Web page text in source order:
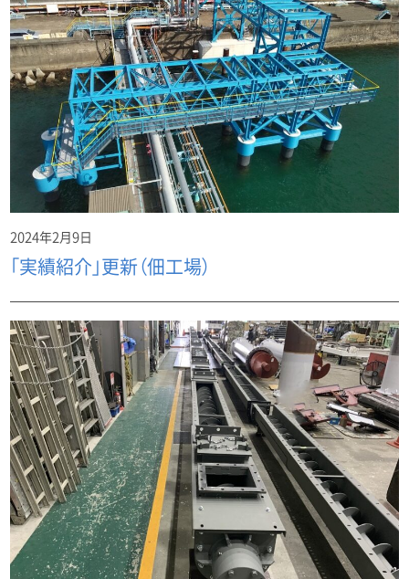
2024年2月9日
「実績紹介」更新（佃工場）